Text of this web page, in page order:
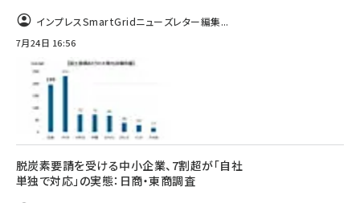
インプレスSmartGridニューズレター編集...
7月24日 16:56
脱炭素要請を受ける中小企業、7割超が「自社
単独で対応」の実態：日商・東商調査